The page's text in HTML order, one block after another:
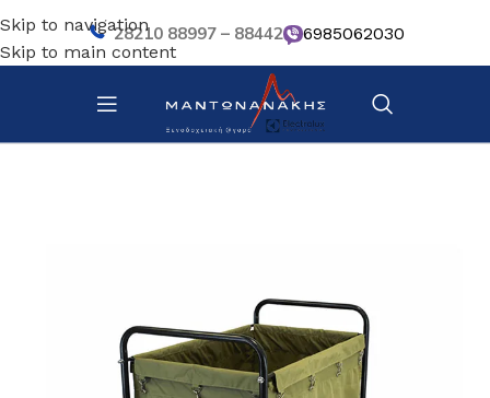
Skip to navigation
Skip to main content
28210 88997 – 88442 6985062030
Αρχική σελίδα/